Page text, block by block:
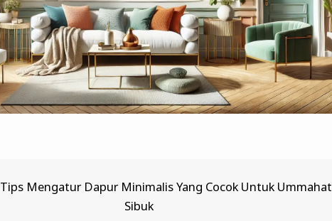
Tips Mengatur Dapur Minimalis Yang Cocok Untuk Ummahat
Sibuk